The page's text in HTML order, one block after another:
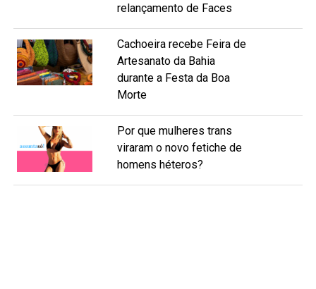
relançamento de Faces
Cachoeira recebe Feira de
Artesanato da Bahia
durante a Festa da Boa
Morte
Por que mulheres trans
viraram o novo fetiche de
homens héteros?